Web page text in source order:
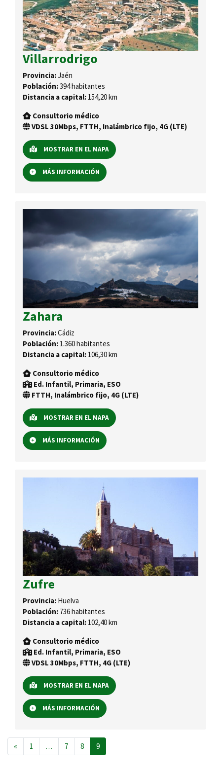
Villarrodrigo
Provincia:Jaén
Población:394 habitantes
Distancia a capital: 154,20 km
Consultorio médico
VDSL 30Mbps, FTTH, Inalámbrico fijo, 4G (LTE)
MOSTRAR EN EL MAPA
MÁS INFORMACIÓN
Zahara
Provincia:Cádiz
Población: 1.360 habitantes
Distancia a capital: 106,30 km
Consultorio médico
Ed. Infantil, Primaria, ESO
FTTH, Inalámbrico fijo, 4G (LTE)
MOSTRAR EN EL MAPA
MÁS INFORMACIÓN
Zufre
Provincia: Huelva
Población: 736 habitantes
Distancia a capital: 102,40 km
Consultorio médico
Ed. Infantil, Primaria, ESO
VDSL 30Mbps, FTTH, 4G (LTE)
MOSTRAR EN EL MAPA
MÁS INFORMACIÓN
Navegación de entradas
« 1 … 7 8 9